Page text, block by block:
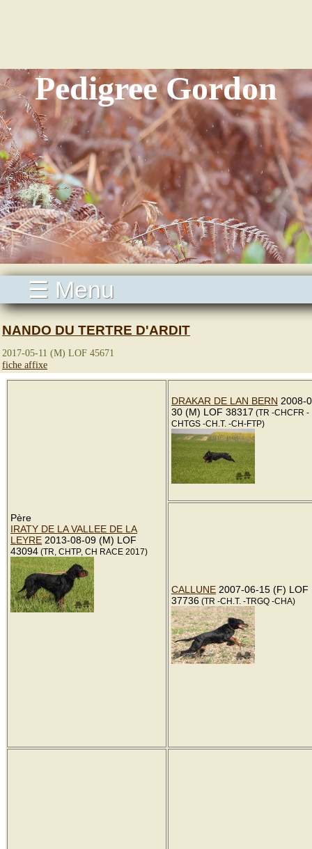
Pedigree Gordon
☰ Menu
NANDO DU TERTRE D'ARDIT
2017-05-11 (M) LOF 45671
fiche affixe
Père
IRATY DE LA VALLEE DE LA
LEYRE 2013-08-09 (M) LOF
43094 (TR, CHTP, CH RACE 2017)
DRAKAR DE LAN BERN 2008-
30 (M) LOF 38317 (TR -CHCFR -
CHTGS -CH.T. -CH-FTP)
CALLUNE 2007-06-15 (F) LOF
37736 (TR -CH.T. -TRGQ -CHA)